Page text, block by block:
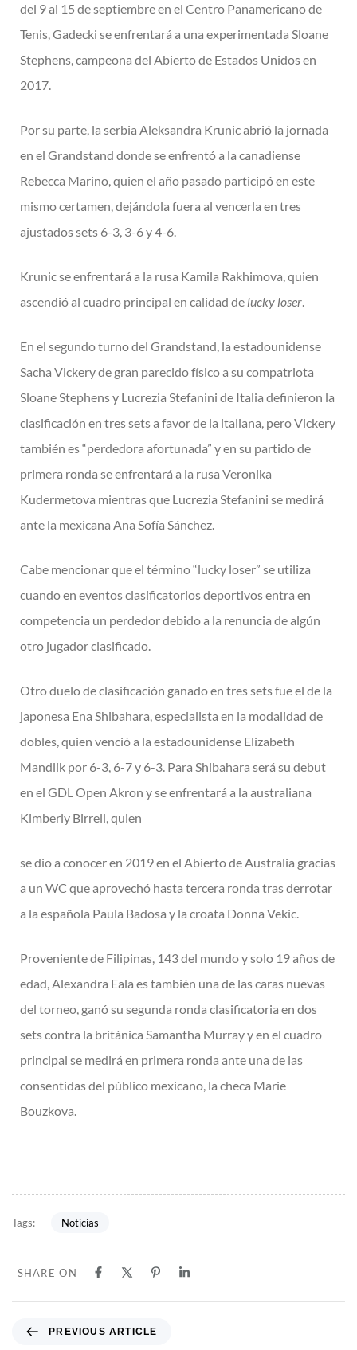
del 9 al 15 de septiembre en el Centro Panamericano de
Tenis, Gadecki se enfrentará a una experimentada Sloane
Stephens, campeona del Abierto de Estados Unidos en
2017.
Por su parte, la serbia Aleksandra Krunic abrió la jornada
en el Grandstand donde se enfrentó a la canadiense
Rebecca Marino, quien el año pasado participó en este
mismo certamen, dejándola fuera al vencerla en tres
ajustados sets 6-3, 3-6 y 4-6.
Krunic se enfrentará a la rusa Kamila Rakhimova, quien
ascendió al cuadro principal en calidad de lucky loser.
En el segundo turno del Grandstand, la estadounidense
Sacha Vickery de gran parecido físico a su compatriota
Sloane Stephens y Lucrezia Stefanini de Italia definieron la
clasificación en tres sets a favor de la italiana, pero Vickery
también es “perdedora afortunada” y en su partido de
primera ronda se enfrentará a la rusa Veronika
Kudermetova mientras que Lucrezia Stefanini se medirá
ante la mexicana Ana Sofía Sánchez.
Cabe mencionar que el término “lucky loser” se utiliza
cuando en eventos clasificatorios deportivos entra en
competencia un perdedor debido a la renuncia de algún
otro jugador clasificado.
Otro duelo de clasificación ganado en tres sets fue el de la
japonesa Ena Shibahara, especialista en la modalidad de
dobles, quien venció a la estadounidense Elizabeth
Mandlik por 6-3, 6-7 y 6-3. Para Shibahara será su debut
en el GDL Open Akron y se enfrentará a la australiana
Kimberly Birrell, quien
se dio a conocer en 2019 en el Abierto de Australia gracias
a un WC que aprovechó hasta tercera ronda tras derrotar
a la española Paula Badosa y la croata Donna Vekic.
Proveniente de Filipinas, 143 del mundo y solo 19 años de
edad, Alexandra Eala es también una de las caras nuevas
del torneo, ganó su segunda ronda clasificatoria en dos
sets contra la británica Samantha Murray y en el cuadro
principal se medirá en primera ronda ante una de las
consentidas del público mexicano, la checa Marie
Bouzkova.
Tags: Noticias
SHARE ON
PREVIOUS ARTICLE